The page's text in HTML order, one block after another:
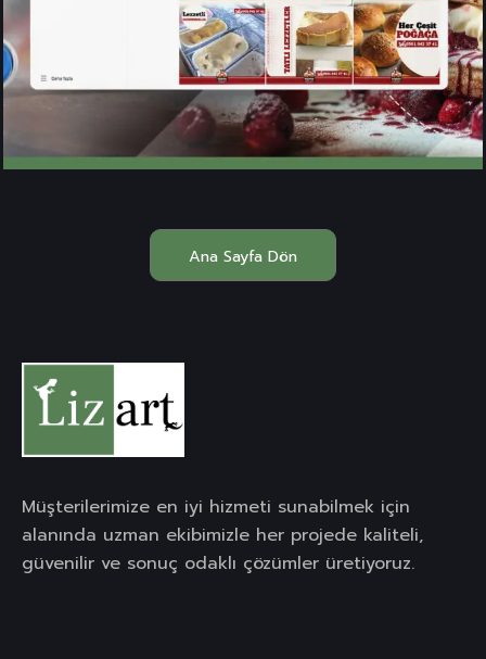
Ana Sayfa Dön
Müşterilerimize en iyi hizmeti sunabilmek için
alanında uzman ekibimizle her projede kaliteli,
güvenilir ve sonuç odaklı çözümler üretiyoruz.